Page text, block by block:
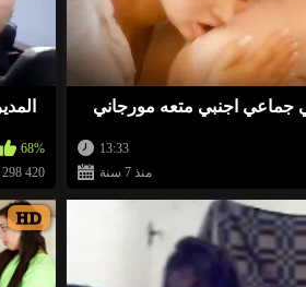
-11
وقف قبالة النطر. أعرف
-8
»
-1
68%
298 420
جماعي اجنبي متعه مورجاني
13:33
منذ 7 سنة
HD